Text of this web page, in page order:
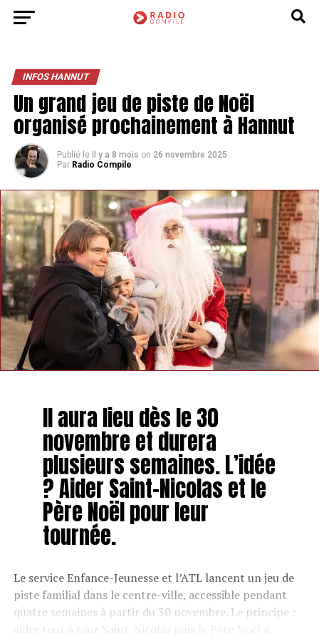
INFOS HANNUT
Un grand jeu de piste de Noël
organisé prochainement à Hannut
Publié le Il y a 8 mois on 26 novembre 2025
Par Radio Compile
Il aura lieu dès le 30
novembre et durera
plusieurs semaines. L’idée
? Aider Saint-Nicolas et le
Père Noël pour leur
tournée.
Le service Enfance-Jeunesse et l’ATL lancent un jeu de
piste familial dans le centre-ville, accessible pendant
quatre semaines à partir du 30 novembre. Le principe :